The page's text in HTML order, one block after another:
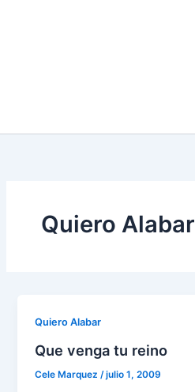
Quiero Alabar
Quiero Alabar
Que venga tu reino
Cele Marquez /julio 1, 2009